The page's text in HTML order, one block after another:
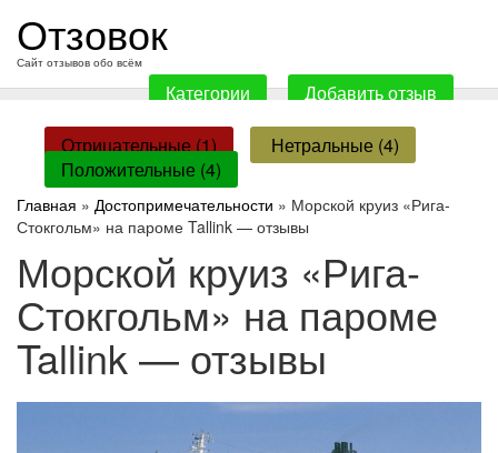
содержанию
Отзовок
Сайт отзывов обо всём
Категории Добавить отзыв
Отрицательные (1)
Нетральные (4)
Положительные (4)
Главная » Достопримечательности » Морской круиз «Рига-
Стокгольм» на пароме Tallink — отзывы
Морской круиз «Рига-
Стокгольм» на пароме
Tallink — отзывы